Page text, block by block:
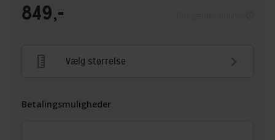
849,-
Vælg størrelse
Betalingsmuligheder